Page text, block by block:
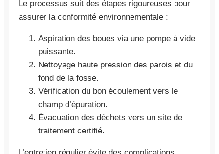
Le processus suit des étapes rigoureuses pour
assurer la conformité environnementale :
Aspiration des boues via une pompe à vide
puissante.
Nettoyage haute pression des parois et du
fond de la fosse.
Vérification du bon écoulement vers le
champ d’épuration.
Évacuation des déchets vers un site de
traitement certifié.